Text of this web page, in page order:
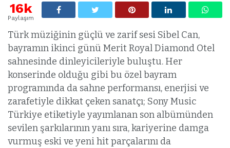
16k
Paylaşım
Türk müziğinin güçlü ve zarif sesi Sibel Can,
bayramın ikinci günü Merit Royal Diamond Otel
sahnesinde dinleyicileriyle buluştu. Her
konserinde olduğu gibi bu özel bayram
programında da sahne performansı, enerjisi ve
zarafetiyle dikkat çeken sanatçı; Sony Music
Türkiye etiketiyle yayımlanan son albümünden
sevilen şarkılarının yanı sıra, kariyerine damga
vurmuş eski ve yeni hit parçalarını da